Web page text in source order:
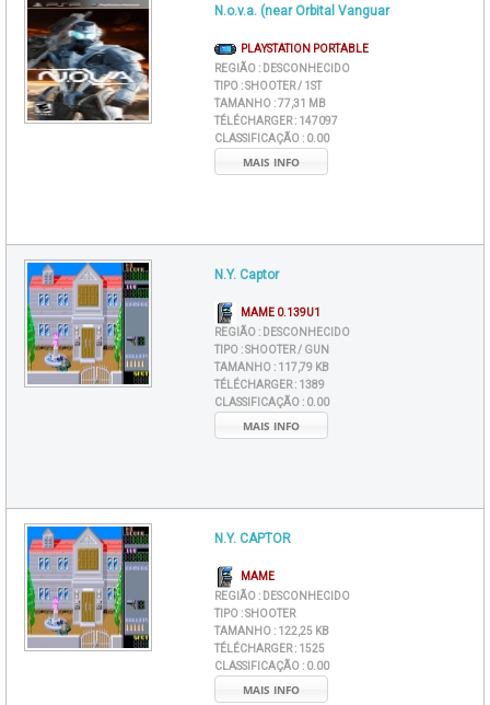
N.o.v.a. (near Orbital Vanguar
PLAYSTATION PORTABLE
REGIÃO : DESCONHECIDO
TIPO :SHOOTER / 1ST
TAMANHO :77,31 MB
TÉLÉCHARGER : 147097
CLASSIFICAÇÃO : 0.00
MAIS INFO
N.Y. Captor
MAME 0.139U1
REGIÃO : DESCONHECIDO
TIPO :SHOOTER / GUN
TAMANHO : 117,79 KB
TÉLÉCHARGER : 1389
CLASSIFICAÇÃO : 0.00
MAIS INFO
N.Y. CAPTOR
MAME
REGIÃO : DESCONHECIDO
TIPO :SHOOTER
TAMANHO : 122,25 KB
TÉLÉCHARGER : 1525
CLASSIFICAÇÃO : 0.00
MAIS INFO